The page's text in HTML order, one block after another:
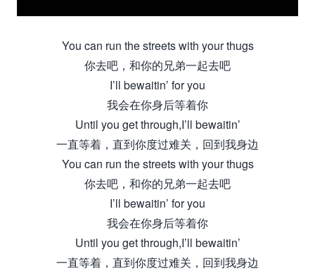
You can run the streets with your thugs
你去吧，和你的兄弟一起去吧
I’ll bewaitin’ for you
我会在你身后等着你
Until you get through,I’ll bewaitin’
一直等着，直到你度过难关，回到我身边
You can run the streets with your thugs
你去吧，和你的兄弟一起去吧
I’ll bewaitin’ for you
我会在你身后等着你
Until you get through,I’ll bewaitin’
一直等着，直到你度过难关，回到我身边